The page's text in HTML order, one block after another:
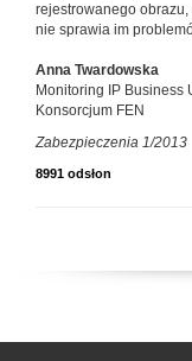
rejestrowanego
nie sprawia im
Anna Twardowska
Monitoring IP Business
Konsorcjum FEN
Zabezpieczenia 1/2013
8991 odsłon